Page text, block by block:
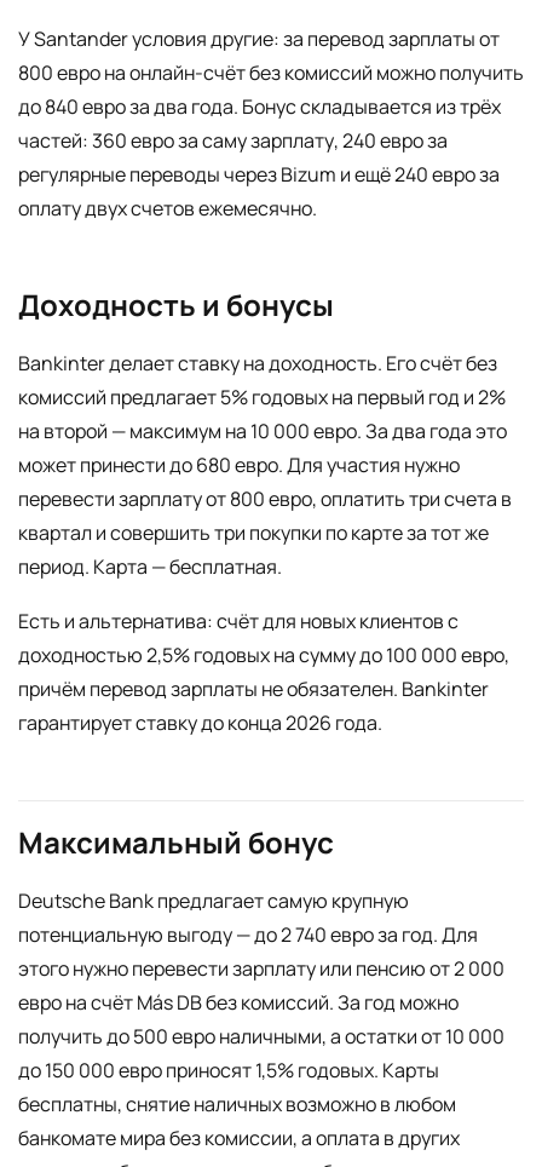
У Santander условия другие: за перевод зарплаты от
800 евро на онлайн-счёт без комиссий можно получить
до 840 евро за два года. Бонус складывается из трёх
частей: 360 евро за саму зарплату, 240 евро за
регулярные переводы через Bizum и ещё 240 евро за
оплату двух счетов ежемесячно.
Доходность и бонусы
Bankinter делает ставку на доходность. Его счёт без
комиссий предлагает 5% годовых на первый год и 2%
на второй — максимум на 10 000 евро. За два года это
может принести до 680 евро. Для участия нужно
перевести зарплату от 800 евро, оплатить три счета в
квартал и совершить три покупки по карте за тот же
период. Карта — бесплатная.
Есть и альтернатива: счёт для новых клиентов с
доходностью 2,5% годовых на сумму до 100 000 евро,
причём перевод зарплаты не обязателен. Bankinter
гарантирует ставку до конца 2026 года.
Максимальный бонус
Deutsche Bank предлагает самую крупную
потенциальную выгоду — до 2 740 евро за год. Для
этого нужно перевести зарплату или пенсию от 2 000
евро на счёт Más DB без комиссий. За год можно
получить до 500 евро наличными, а остатки от 10 000
до 150 000 евро приносят 1,5% годовых. Карты
бесплатны, снятие наличных возможно в любом
банкомате мира без комиссии, а оплата в других